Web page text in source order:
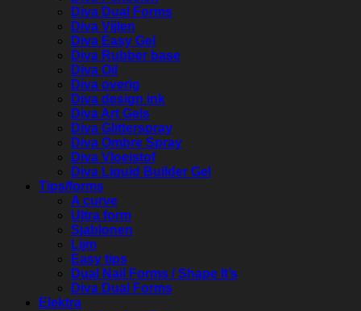
Diva Dual Forms
Diva Vijlen
Diva Easy Gel
Diva Rubber base
Diva Oil
Diva overig
Diva design ink
Diva Art Gels
Diva Glitterspray
Diva Ombre Spray
Diva Vloeistof
Diva Liquid Builder Gel
Tips/forms
A curve
Ultra form
Sjablonen
Lijm
Easy tips
Dual Nail Forms / Shape It’s
Diva Dual Forms
Elektra